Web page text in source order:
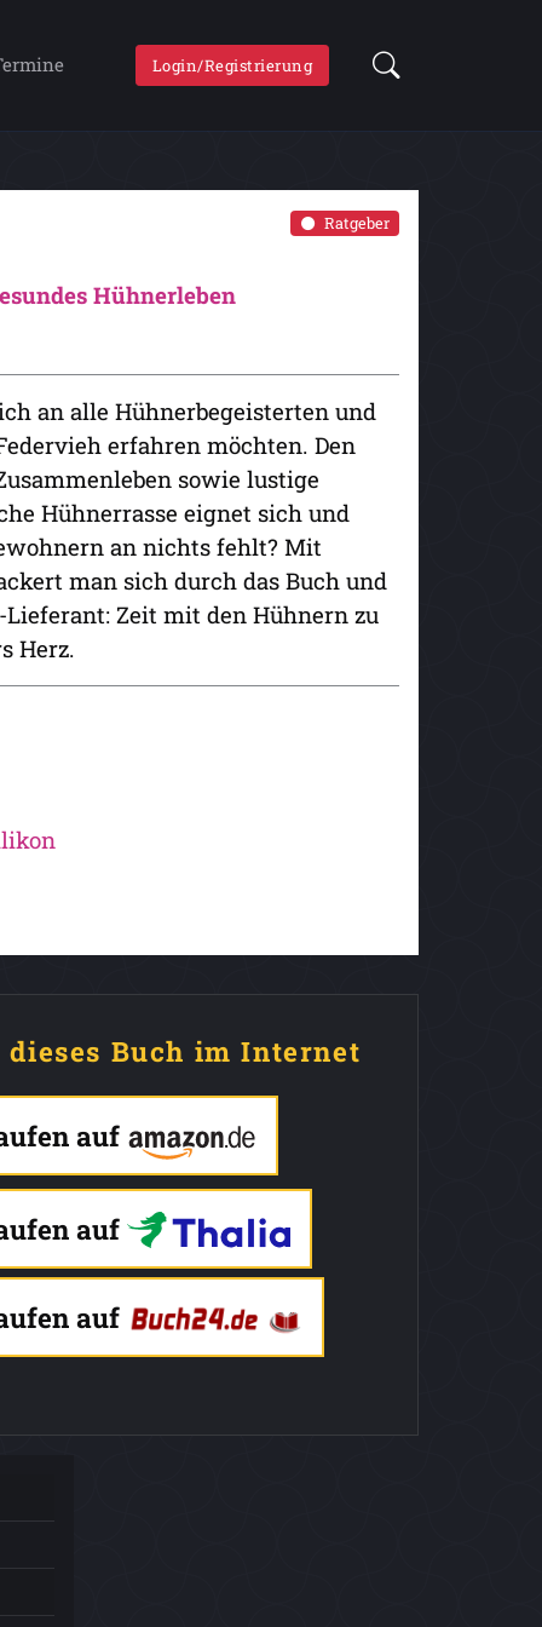
Login/Registrierung
Ratgeber
Hühnerleben
an alle Hühnerbegeisterten und
erfahren möchten. Den
sowie lustige
Hühnerrasse eignet sich und
an nichts fehlt? Mit
man sich durch das Buch und
Zeit mit den Hühnern zu
Herz.
dieses Buch im Internet
auf
auf
auf